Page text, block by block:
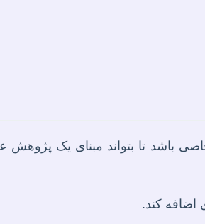
باشد تا بتواند مبنای یک پژوهش
اضافه کند.